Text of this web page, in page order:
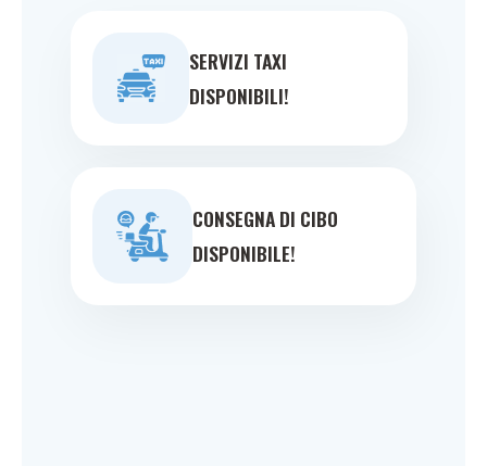
SERVIZI TAXI
DISPONIBILI!
CONSEGNA DI CIBO
DISPONIBILE!